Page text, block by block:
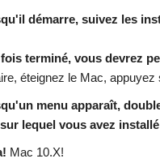
démarre, suivez les
terminé, vous devrez
éteignez le Mac,
menu apparaît,
lequel vous avez
Mac 10.X!